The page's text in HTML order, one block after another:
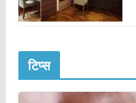
टिप्स